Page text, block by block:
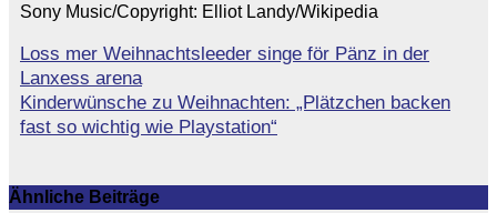
Sony Music/Copyright: Elliot Landy/Wikipedia
Beitragsnavigation
Loss mer Weihnachtsleeder singe för Pänz in der
Lanxess arena
Kinderwünsche zu Weihnachten: „Plätzchen backen
fast so wichtig wie Playstation“
Ähnliche Beiträge